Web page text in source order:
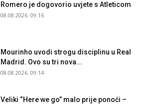
Romero je dogovorio uvjete s Atleticom
08.08.2026. 09:16
Mourinho uvodi strogu disciplinu u Real
Madrid. Ovo su tri nova...
08.08.2026. 09:14
Veliki “Here we go” malo prije ponoći –